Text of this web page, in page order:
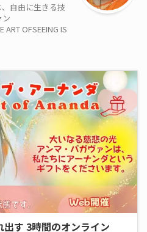
自由に生きる技
ン
ART OFSEEING IS
す 3時間のオンライン